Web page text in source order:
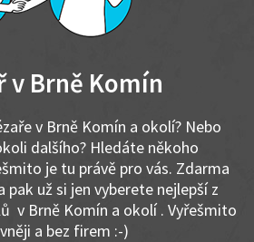
v Brně Komín
v Brně Komín a okolí? Nebo
dalšího? Hledáte někoho
je tu právě pro vás. Zdarma
pak už si jen vyberete nejlepší z
v Brně Komín a okolí . Vyřešmito
a bez firem :-)